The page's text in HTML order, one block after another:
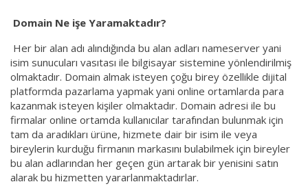
Domain Ne işe Yaramaktadır?
Her bir alan adı alındığında bu alan adları nameserver yani
isim sunucuları vasıtası ile bilgisayar sistemine yönlendirilmiş
olmaktadır. Domain almak isteyen çoğu birey özellikle dijital
platformda pazarlama yapmak yani online ortamlarda para
kazanmak isteyen kişiler olmaktadır. Domain adresi ile bu
firmalar online ortamda kullanıcılar tarafından bulunmak için
tam da aradıkları ürüne, hizmete dair bir isim ile veya
bireylerin kurduğu firmanın markasını bulabilmek için bireyler
bu alan adlarından her geçen gün artarak bir yenisini satın
alarak bu hizmetten yararlanmaktadırlar.